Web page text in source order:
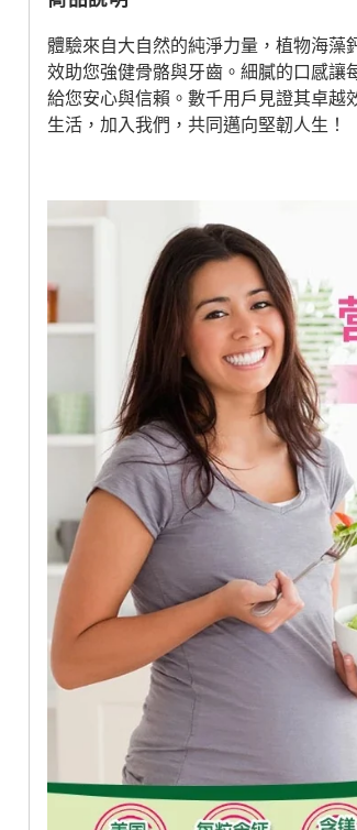
體驗來自大自然的純淨力量，植物海藻
效助您強健骨骼與牙齒。細膩的口感讓
給您安心與信賴。數千用戶見證其卓
生活，加入我們，共同邁向堅韌人生！